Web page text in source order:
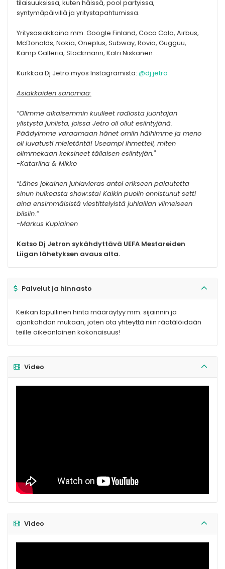
tilaisuuksissa, kuten häissä, pool partyissa,
syntymäpäivillä ja yritystapahtumissa.
Yritysasiakkaina mm. Google Finland, Coca Cola, Airbus,
McDonalds, Nokia, Oneplus, Subway, Rovio, Gugguu,
Kämp Galleria, Stockmann, Katri Niskanen…
Kurkkaa Dj Jetro myös Instagramista: @dj.jetro
Asiakkaiden sanomaa:
“Olimme aikaisemmin kuulleet radiosta juontajan
ylistystä juhlista, joissa Jetro oli ollut esiintyjänä.
Päädyimme varaamaan hänet omiin häihimme ja meno
oli luvatusti mieletöntä! Useampi ihmetteli, miten
olimmekaan keksineet tällaisen esiintyjän."
-Katariina & Mikko
“Lähes jokainen juhlavieras antoi erikseen palautetta
sinun huikeasta show:sta! Kaikin puolin onnistunut setti
aina ensimmäisistä viestittelyistä juhlaillan viimeiseen
biisiin.”
-Markus Kupiainen
Katso Dj Jetron sykähdyttävä UEFA Mestareiden
Liigan lähetyksen avaus alta.
Palvelut ja hinnasto
Keikan lopullinen hinta määräytyy mm. sijainnin ja
ajankohdan mukaan, joten ota yhteyttä niin räätälöidään
teille oikeanlainen kokonaisuus!
Video
Video